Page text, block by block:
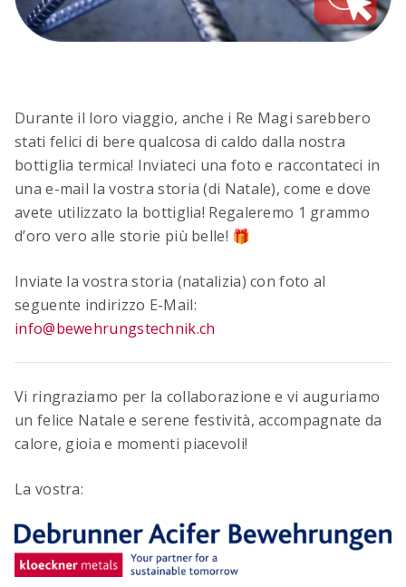
Durante il loro viaggio, anche i Re Magi sarebbero
stati felici di bere qualcosa di caldo dalla nostra
bottiglia termica! Inviateci una foto e raccontateci in
una e-mail la vostra storia (di Natale), come e dove
avete utilizzato la bottiglia! Regaleremo 1 grammo
d’oro vero alle storie più belle! 🎁
Inviate la vostra storia (natalizia) con foto al
seguente indirizzo E-Mail:
info@bewehrungstechnik.ch
Vi ringraziamo per la collaborazione e vi auguriamo
un felice Natale e serene festività, accompagnate da
calore, gioia e momenti piacevoli!
La vostra: